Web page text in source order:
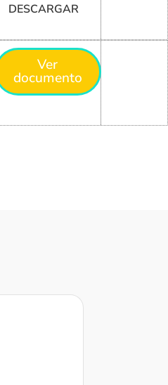
DESCARGAR
Ver
documento